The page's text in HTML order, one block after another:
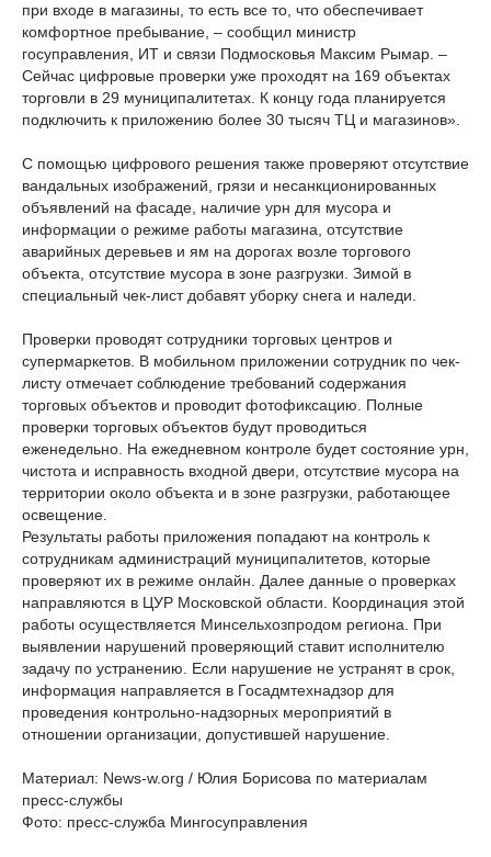
при входе в магазины, то есть все то, что обеспечивает
комфортное пребывание, – сообщил министр
госуправления, ИТ и связи Подмосковья Максим Рымар. –
Сейчас цифровые проверки уже проходят на 169 объектах
торговли в 29 муниципалитетах. К концу года планируется
подключить к приложению более 30 тысяч ТЦ и магазинов».
С помощью цифрового решения также проверяют отсутствие
вандальных изображений, грязи и несанкционированных
объявлений на фасаде, наличие урн для мусора и
информации о режиме работы магазина, отсутствие
аварийных деревьев и ям на дорогах возле торгового
объекта, отсутствие мусора в зоне разгрузки. Зимой в
специальный чек-лист добавят уборку снега и наледи.
Проверки проводят сотрудники торговых центров и
супермаркетов. В мобильном приложении сотрудник по чек-
листу отмечает соблюдение требований содержания
торговых объектов и проводит фотофиксацию. Полные
проверки торговых объектов будут проводиться
еженедельно. На ежедневном контроле будет состояние урн,
чистота и исправность входной двери, отсутствие мусора на
территории около объекта и в зоне разгрузки, работающее
освещение.
Результаты работы приложения попадают на контроль к
сотрудникам администраций муниципалитетов, которые
проверяют их в режиме онлайн. Далее данные о проверках
направляются в ЦУР Московской области. Координация этой
работы осуществляется Минсельхозпродом региона. При
выявлении нарушений проверяющий ставит исполнителю
задачу по устранению. Если нарушение не устранят в срок,
информация направляется в Госадмтехнадзор для
проведения контрольно-надзорных мероприятий в
отношении организации, допустившей нарушение.
Материал: News-w.org / Юлия Борисова по материалам
пресс-службы
Фото: пресс-служба Мингосуправления